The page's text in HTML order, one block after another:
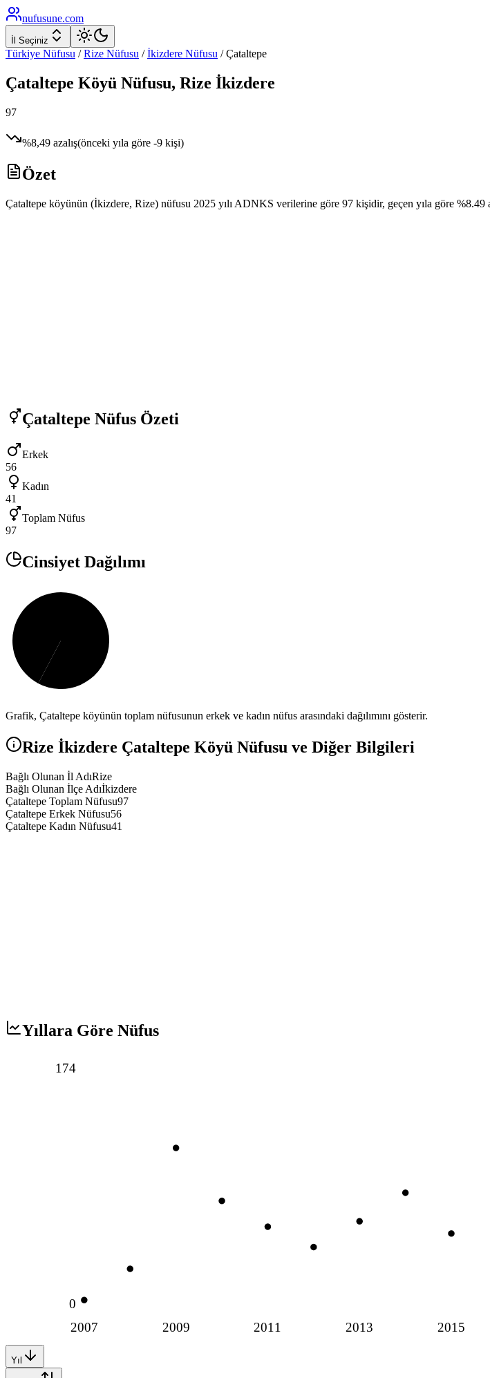
nufusune.com
İl Seçiniz
Türkiye Nüfusu / Rize Nüfusu / İkizdere Nüfusu /Çataltepe
Çataltepe Köyü Nüfusu, Rize İkizdere
97
%8,49 azalış(önceki yıla göre -9 kişi)
Özet
Çataltepe köyünün (İkizdere, Rize) nüfusu 2025 yılı ADNKS verilerine göre 97 kişidir, geçen yıla göre %8.49
Çataltepe Nüfus Özeti
Erkek
56
Kadın
41
Toplam Nüfus
97
Cinsiyet Dağılımı
Grafik, Çataltepe köyünün toplam nüfusunun erkek ve kadın nüfus arasındaki dağılımını gösterir.
Rize İkizdere Çataltepe Köyü Nüfusu ve Diğer Bilgileri
Bağlı Olunan İl AdıRize
Bağlı Olunan İlçe Adıİkizdere
Çataltepe Toplam Nüfusu97
Çataltepe Erkek Nüfusu56
Çataltepe Kadın Nüfusu41
Yıllara Göre Nüfus
2007 2009 2011 2013 2015
174
0
Yıl